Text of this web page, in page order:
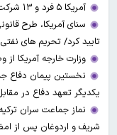
آمریکا ۵ فرد و ۱۳ شرکت و صرافی را تحریم کرد+اسامی
سنای آمریکا، طرح
تایید کرد/ تحریم های
وزارت خارجه آمریکا
نخستین پیمان دفاع
یکدیگر تعهد دفاع در
نماز جماعت سران
شریف و اردوغان پس از